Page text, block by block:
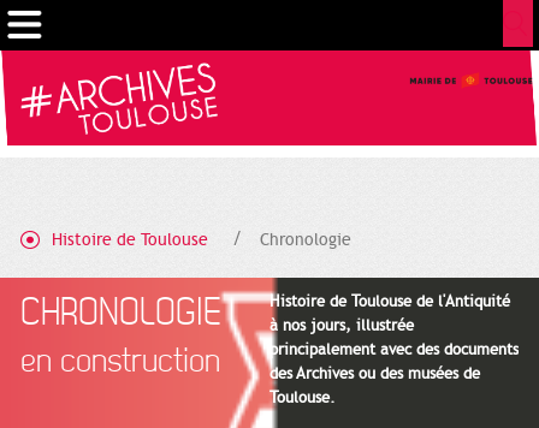
Histoire de Toulouse Chronologie
CHRONOLOGIE
en construction
Histoire de Toulouse de l'Antiquité
à nos jours, illustrée
principalement avec des documents
des Archives ou des musées de
Toulouse.
Cookies management panel